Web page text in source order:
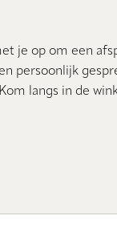
je op om een
persoonlijk
langs in de